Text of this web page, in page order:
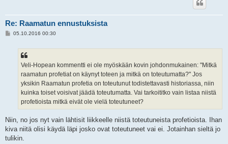
Re: Raamatun ennustuksista
V05.10.2016 00:30
Veli-Hopean kommentti ei ole myöskään kovin johdonmukainen: "Mitkä
raamatun profetiat on käynyt toteen ja mitkä on toteutumatta?" Jos
yksikin Raamatun profetia on toteutunut todistettavasti historiassa, niin
kuinka toiset voisivat jäädä toteutumatta. Vai tarkoititko vain listaa niistä
profetioista mitkä eivät ole vielä toteutuneet?
Niin, no jos nyt vain lähtisit liikkeelle niistä toteutuneista profetioista. Ihan
kiva niitä olisi käydä läpi josko ovat toteutuneet vai ei. Jotainhan sieltä jo
tulikin.